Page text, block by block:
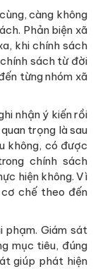
càng không
Phản biện xã
khi chính sách
sách từ đời
từng nhóm xã
nhận ý kiến rồi
trọng là sau
không, có được
chính sách
hiện không. Vì
chế theo đến
phạm. Giám sát
mục tiêu, đúng
giúp phát hiện